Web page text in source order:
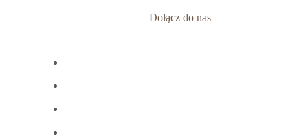
Dołącz do nas